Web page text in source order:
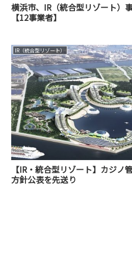
横浜市、IR（統合型リゾート）
【12事業者】
IR（統合型リゾート）
【IR・統合型リゾート】カジノ
方針公表を先送り